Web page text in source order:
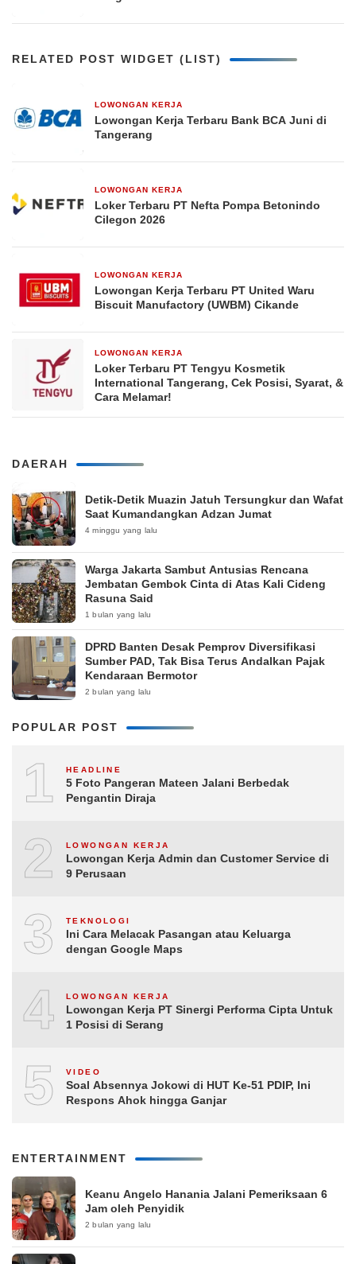
RELATED POST WIDGET (LIST)
LOWONGAN KERJA
Lowongan Kerja Terbaru Bank BCA Juni di
Tangerang
LOWONGAN KERJA
Loker Terbaru PT Nefta Pompa Betonindo
Cilegon 2026
LOWONGAN KERJA
Lowongan Kerja Terbaru PT United Waru
Biscuit Manufactory (UWBM) Cikande
LOWONGAN KERJA
Loker Terbaru PT Tengyu Kosmetik
International Tangerang, Cek Posisi, Syarat, &
Cara Melamar!
DAERAH
Detik-Detik Muazin Jatuh Tersungkur dan Wafat
Saat Kumandangkan Adzan Jumat
4 minggu yang lalu
Warga Jakarta Sambut Antusias Rencana
Jembatan Gembok Cinta di Atas Kali Cideng
Rasuna Said
1 bulan yang lalu
DPRD Banten Desak Pemprov Diversifikasi
Sumber PAD, Tak Bisa Terus Andalkan Pajak
Kendaraan Bermotor
2 bulan yang lalu
POPULAR POST
1 HEADLINE
5 Foto Pangeran Mateen Jalani Berbedak
Pengantin Diraja
2 LOWONGAN KERJA
Lowongan Kerja Admin dan Customer Service di
9 Perusaan
3 TEKNOLOGI
Ini Cara Melacak Pasangan atau Keluarga
dengan Google Maps
4 LOWONGAN KERJA
Lowongan Kerja PT Sinergi Performa Cipta Untuk
1 Posisi di Serang
5 VIDEO
Soal Absennya Jokowi di HUT Ke-51 PDIP, Ini
Respons Ahok hingga Ganjar
ENTERTAINMENT
Keanu Angelo Hanania Jalani Pemeriksaan 6
Jam oleh Penyidik
2 bulan yang lalu